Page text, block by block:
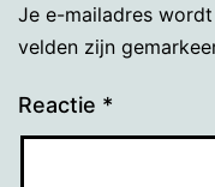
Je e-mailadres
velden zijn
Reactie *